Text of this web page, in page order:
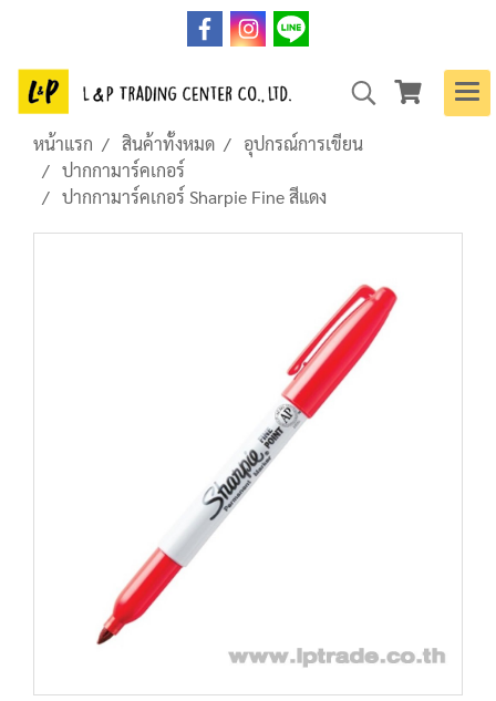
หน้าแรก สินค้าทั้งหมด
อุปกรณ์การเขียน
ปากกามาร์คเกอร์
ปากกามาร์คเกอร์ Sharpie Fine สีแดง